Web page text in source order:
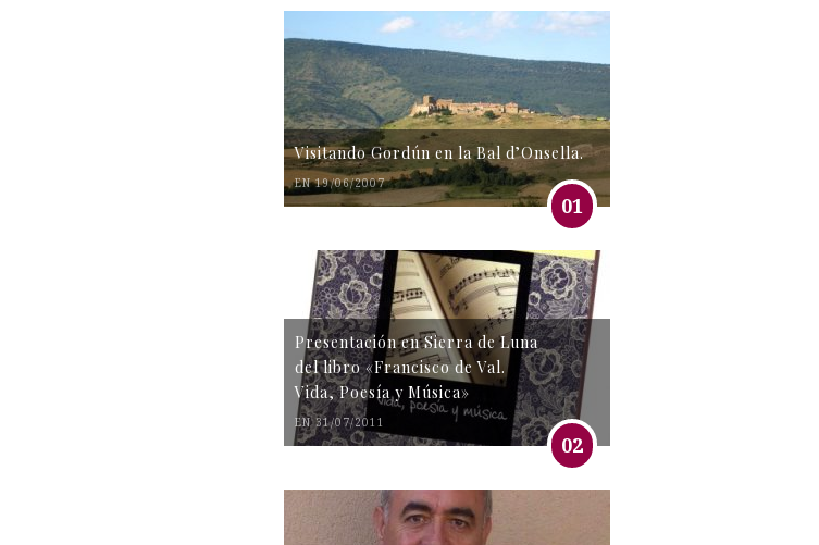
Visitando Gordún en la Bal d’Onsella.
EN 19/06/2007
01
Presentación en Sierra de Luna
del libro «Francisco de Val.
Vida, Poesía y Música»
EN 31/07/2011
02